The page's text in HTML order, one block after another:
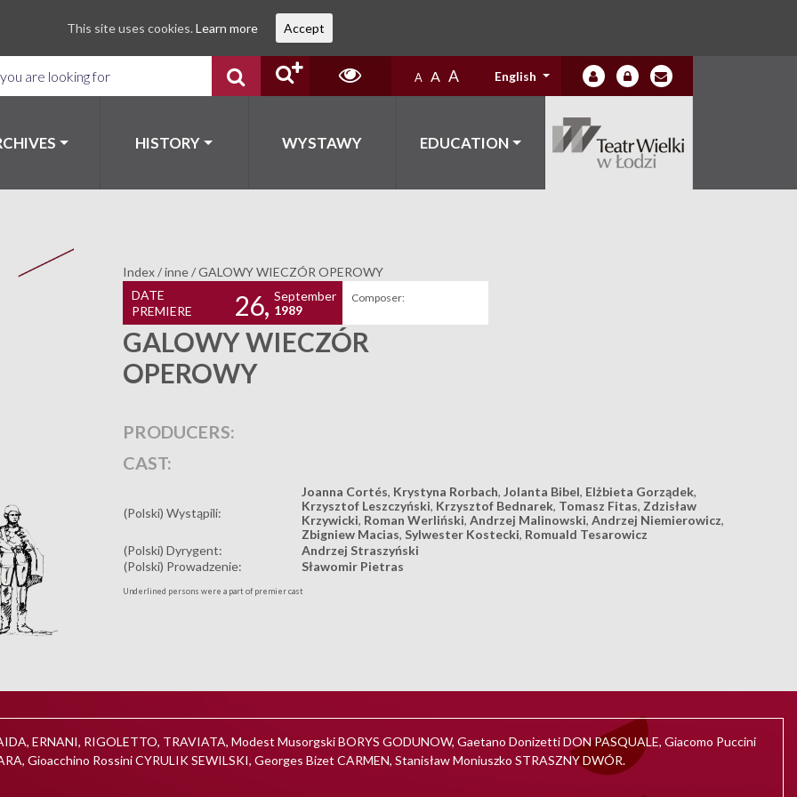
A A A English
HISTORY WYSTAWY EDUCATION
Index/inne/GALOWY WIECZÓR OPEROWY
DATE
PREMIERE
26, September
1989
Composer:
GALOWY WIECZÓR
OPEROWY
PRODUCERS:
CAST:
(Polski) Wystąpili:
Joanna Cortés, Krystyna Rorbach,Jolanta Bibel, Elżbieta Gorządek,
Krzysztof Leszczyński, Krzysztof Bednarek, Tomasz Fitas, Zdzisław
Krzywicki, Roman Werliński,Andrzej Malinowski,Andrzej Niemierowicz,
Zbigniew Macias, Sylwester Kostecki, Romuald Tesarowicz
(Polski) Dyrygent:
Andrzej Straszyński
(Polski) Prowadzenie:
Sławomir Pietras
Underlined persons were a part of premier cast
ERNANI, RIGOLETTO, TRAVIATA, Modest Musorgski BORYS GODUNOW, Gaetano Donizetti DON PASQUALE, Giacomo Puccini
Gioacchino Rossini CYRULIK SEWILSKI, Georges Bizet CARMEN, Stanisław Moniuszko STRASZNY DWÓR.
This site uses cookies. Learn more Accept